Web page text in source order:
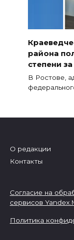
района
степени
В Ростове,
О редакции
Контакты
Согласие на
сервисов
Политика